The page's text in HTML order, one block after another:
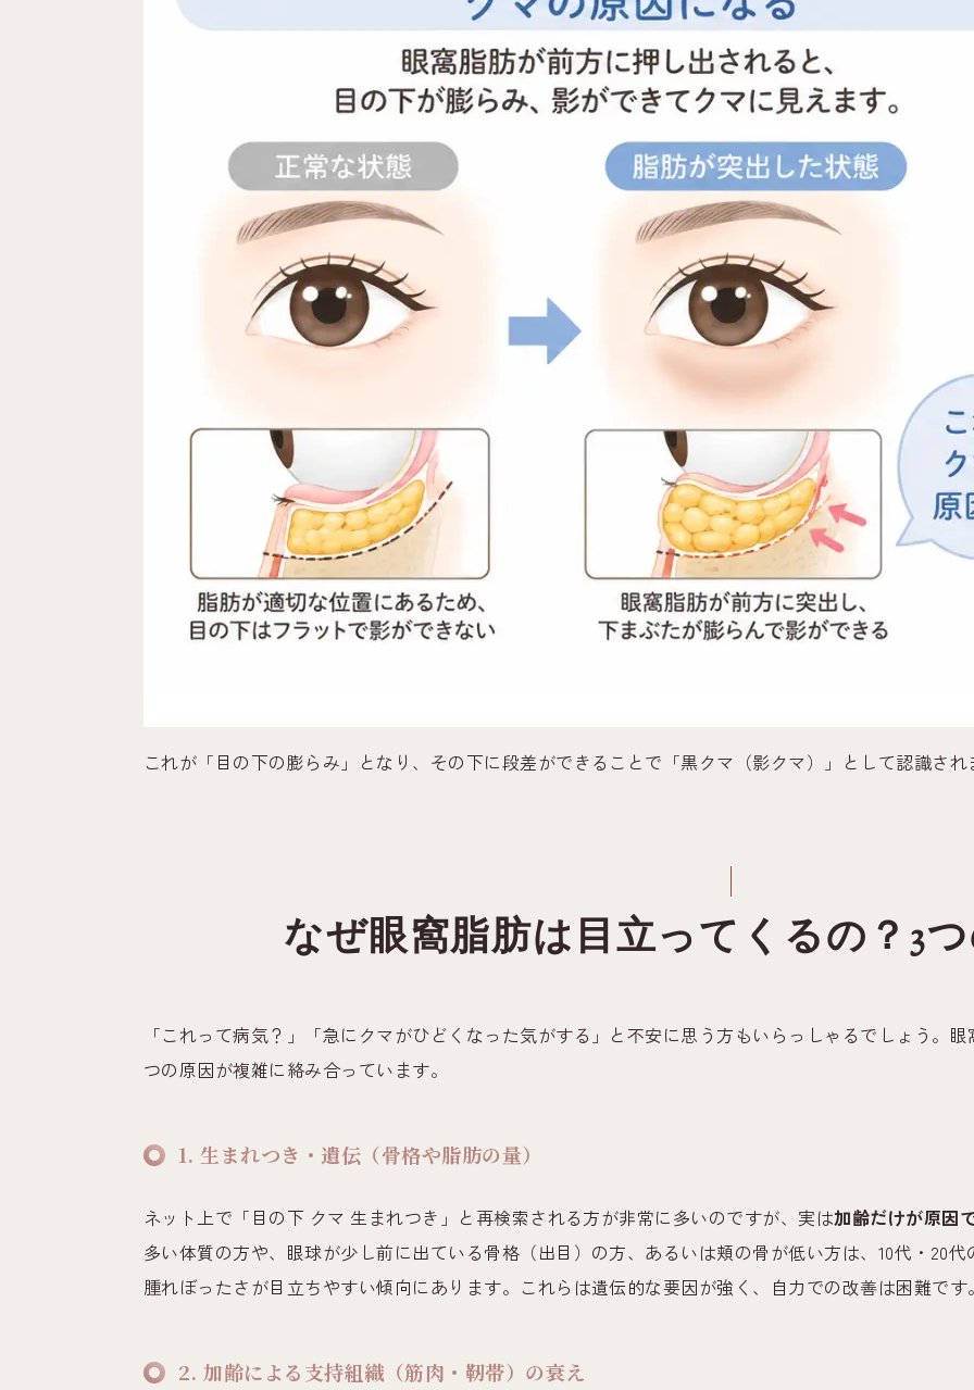
これが「目の下の膨らみ」となり、その下に段差ができることで「黒クマ（影クマ）」として認識され
なぜ眼窩脂肪は目立ってくるの？3
「これって病気？」「急にクマがひどくなった気がする」と不安に思う方もいらっしゃるでしょう。
つの原因が複雑に絡み合っています。
1. 生まれつき・遺伝（骨格や脂肪の量）
ネット上で「目の下 クマ 生まれつき」と再検索される方が非常に多いのですが、実は加齢だけが原因
多い体質の方や、眼球が少し前に出ている骨格（出目）の方、あるいは頬の骨が低い方は、10代・20
腫れぼったさが目立ちやすい傾向にあります。これらは遺伝的な要因が強く、自力での改善は困難です
2. 加齢による支持組織（筋肉・靭帯）の衰え